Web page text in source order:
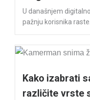
U današnjem
pažnju korisnika
Kako izabrati
različite vrste